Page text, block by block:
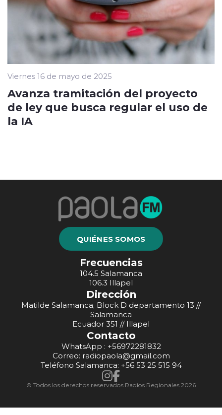
Viernes 16 de mayo de 2025
Avanza tramitación del proyecto
de ley que busca regular el uso de
la IA
QUIÉNES SOMOS
Frecuencias
104.5 Salamanca
106.3 Illapel
Dirección
Matilde Salamanca, Block D departamento 13 //
Salamanca
Ecuador 351 // Illapel
Contacto
WhatsApp : +56972281832
Correo: radiopaola@gmail.com
Teléfono Salamanca: +56 53 25 515 94
© Todos los derechos reservados Radios Regionales 2026